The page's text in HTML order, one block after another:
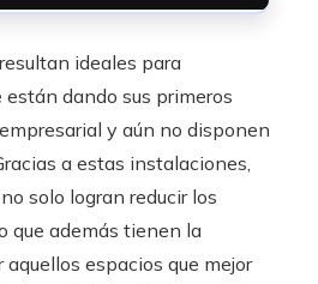
ideales para
dando sus primeros
y aún no disponen
a estas instalaciones,
solo logran reducir los
que además tienen la
espacios que mejor